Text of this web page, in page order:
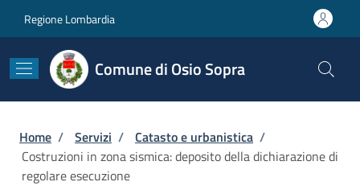
Regione Lombardia
Comune di Osio Sopra
Briciole di pane
Home / Servizi / Catasto e urbanistica /
Costruzioni in zona sismica: deposito della dichiarazione di
regolare esecuzione